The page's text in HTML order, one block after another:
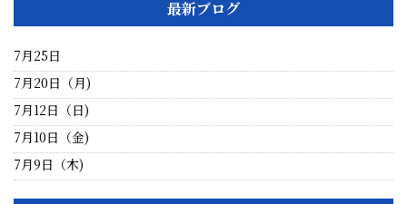
最新ブログ
7月25日
7月20日（月)
7月12日（日)
7月10日（金)
7月9日（木)